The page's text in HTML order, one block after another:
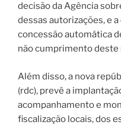
decisão da Agência
dessas autorizações, e
concessão automática
não cumprimento deste
Além disso, a nova
(rdc), prevê a
acompanhamento e
fiscalização locais, dos